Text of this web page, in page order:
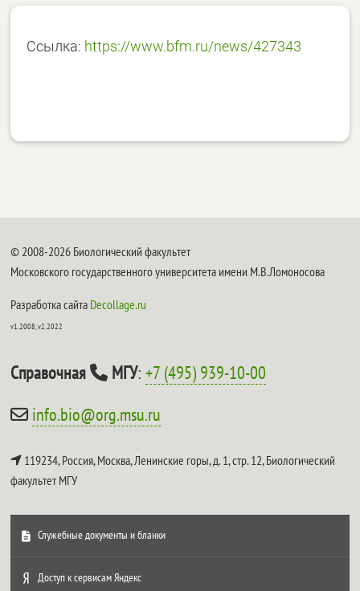
Ссылка: https://www.bfm.ru/news/427343
© 2008-2026 Биологический факультет
Московского государственного университета имени М.В.Ломоносова
Разработка сайта Decollage.ru
v1.2008, v2.2022
Справочная МГУ:+7 (495) 939-10-00
info.bio@org.msu.ru
119234, Россия, Москва, Ленинские горы, д. 1, стр. 12,Биологический
факультет МГУ
Служебные документы и бланки
Доступ к сервисам Яндекс